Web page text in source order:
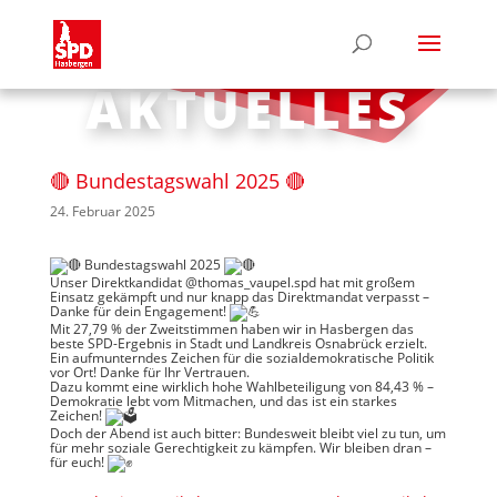
AKTUELLES
🔴 Bundestagswahl 2025 🔴
24. Februar 2025
Bundestagswahl 2025
Unser Direktkandidat @thomas_vaupel.spd hat mit großem
Einsatz gekämpft und nur knapp das Direktmandat verpasst –
Danke für dein Engagement!
Mit 27,79 % der Zweitstimmen haben wir in Hasbergen das
beste SPD-Ergebnis in Stadt und Landkreis Osnabrück erzielt.
Ein aufmunterndes Zeichen für die sozialdemokratische Politik
vor Ort! Danke für Ihr Vertrauen.
Dazu kommt eine wirklich hohe Wahlbeteiligung von 84,43 % –
Demokratie lebt vom Mitmachen, und das ist ein starkes
Zeichen!
Doch der Abend ist auch bitter: Bundesweit bleibt viel zu tun, um
für mehr soziale Gerechtigkeit zu kämpfen. Wir bleiben dran –
für euch!